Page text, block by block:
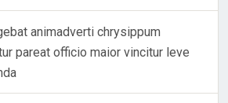
animadverti chrysippum
pareat officio maior vincitur leve